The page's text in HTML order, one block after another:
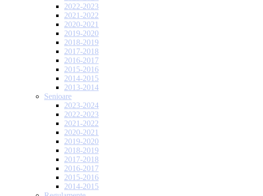
2022-2023
2021-2022
2020-2021
2019-2020
2018-2019
2017-2018
2016-2017
2015-2016
2014-2015
2013-2014
Senioare
2023-2024
2022-2023
2021-2022
2020-2021
2019-2020
2018-2019
2017-2018
2016-2017
2015-2016
2014-2015